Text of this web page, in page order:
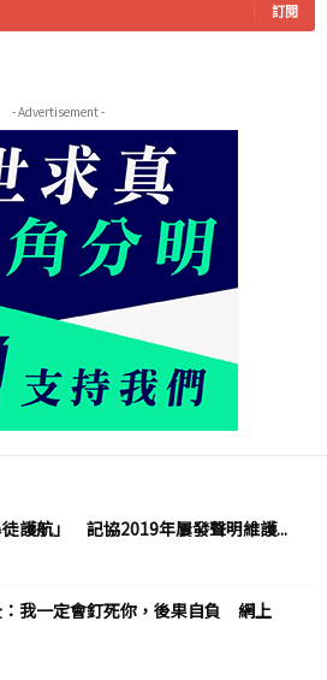
訂閱
- Advertisement -
護航」 記協2019年屢發聲明維護...
我一定會釘死你，後果自負 網上